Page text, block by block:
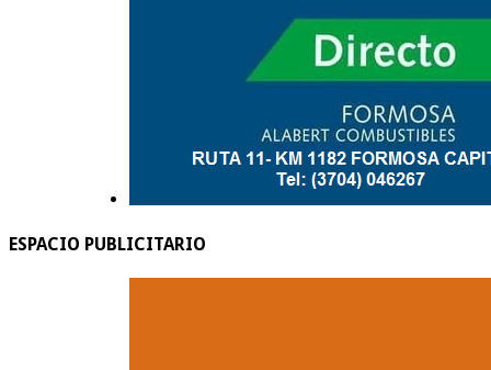
ESPACIO PUBLICITARIO